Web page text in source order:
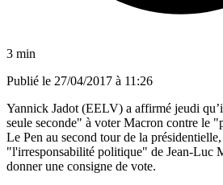
3 min
Publié le 27/04/2017 à 11:26
Yannick Jadot (EELV) a affirmé jeudi
seule seconde" à voter Macron contre le
Le Pen au second tour de la
"l'irresponsabilité politique" de Jean-Luc
donner une consigne de vote.